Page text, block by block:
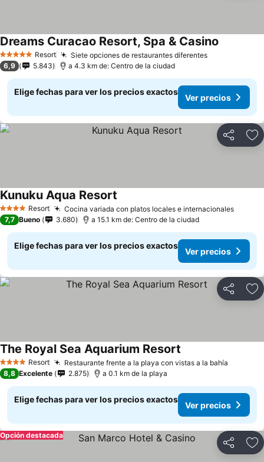
5 Estrellas Resort Siete opciones de restaurantes diferentes
Dreams Curacao Resort, Spa & Casino
6,9 5.843 a 4.3 km de: Centro de la ciudad
Elige fechas para ver los precios exactos
Ver precios
Compartir
4 EstrellasResort Cocina variada con platos locales e internacionales
Kunuku Aqua Resort
7,7 Bueno 3.680 a 15.1 km de: Centro de la ciudad
Elige fechas para ver los precios exactos
Ver precios
Compartir
4 EstrellasResort Restaurante frente a la playa con vistas a la bahía
The Royal Sea Aquarium Resort
8,8 Excelente 2.875 a 0.1 km de la playa
Elige fechas para ver los precios exactos
Ver precios
Compartir
Opción destacada